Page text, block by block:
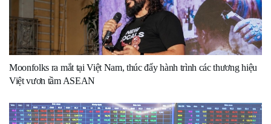
Moonfolks ra mắt tại Việt Nam, thúc đẩy hành trình các thương hiệu
Việt vươn tầm ASEAN